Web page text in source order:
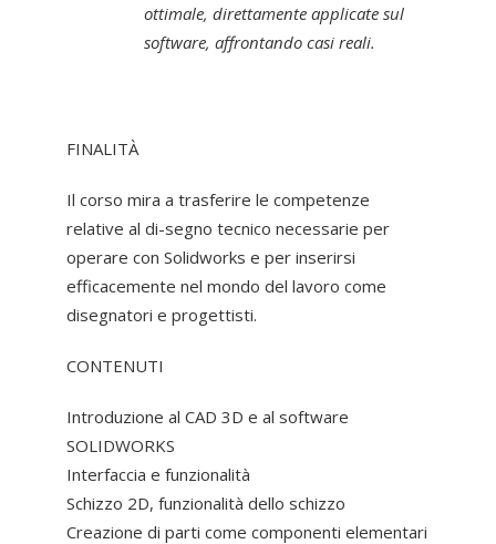
ottimale, direttamente applicate sul
software, affrontando casi reali.
FINALITÀ
Il corso mira a trasferire le competenze
relative al di-segno tecnico necessarie per
operare con Solidworks e per inserirsi
efficacemente nel mondo del lavoro come
disegnatori e progettisti.
CONTENUTI
Introduzione al CAD 3D e al software
SOLIDWORKS
Interfaccia e funzionalità
Schizzo 2D, funzionalità dello schizzo
Creazione di parti come componenti elementari